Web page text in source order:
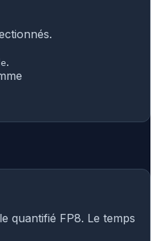
.
quantifié FP8. Le temps